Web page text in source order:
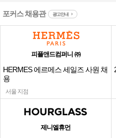
포커스 채용관 광고안내
피플앤드컴퍼니 ㈜
HERMES 에르메스 세일즈 사원 채
용
서울 지점
제니엘휴먼